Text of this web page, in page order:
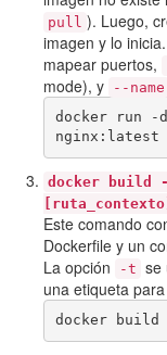
pull ). Luego,
imagen y lo
mapear puertos,
mode), y
--name
docker run -
nginx:latest
docker build -
[ruta_contexto]
Este comando
Dockerfile y un
La opción
-t se
una etiqueta
docker build